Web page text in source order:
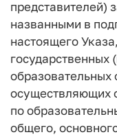
представителей)
названными в
настоящего
государственных
образовательных
осуществляющих
по
общего,